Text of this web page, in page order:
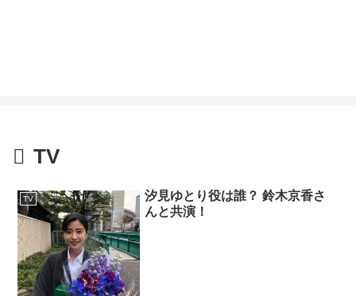
TV
TV
汐見ゆとり役は誰？ 鈴木京香さ
んと共演！